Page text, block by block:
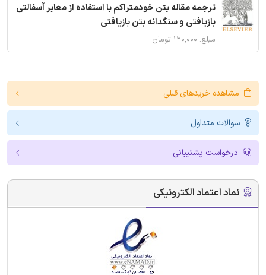
ترجمه مقاله بتن خودمتراکم با استفاده از معابر آسفالتی
بازیافتی و سنگدانه بتن بازیافتی
مبلغ: ۱۲۰,۰۰۰ تومان
مشاهده خریدهای قبلی
سوالات متداول
درخواست پشتیبانی
نماد اعتماد الکترونیکی